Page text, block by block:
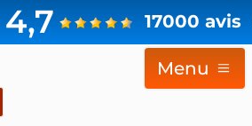
4,7 17000 avis
Menu